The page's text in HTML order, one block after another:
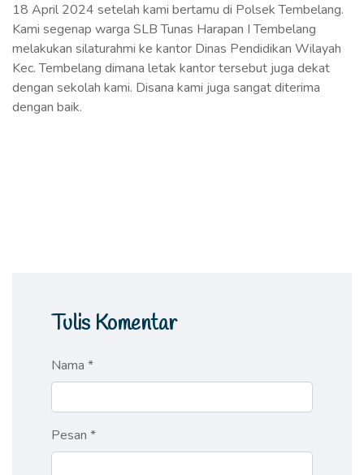
18 April 2024 setelah kami bertamu di Polsek Tembelang.
Kami segenap warga SLB Tunas Harapan I Tembelang
melakukan silaturahmi ke kantor Dinas Pendidikan Wilayah
Kec. Tembelang dimana letak kantor tersebut juga dekat
dengan sekolah kami. Disana kami juga sangat diterima
dengan baik.
Tulis Komentar
Nama *
Pesan *